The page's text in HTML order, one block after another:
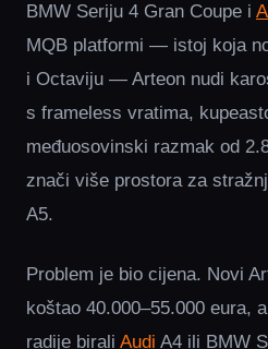
BMW Seriju 4 Gran Coupe i
MQB platformi — istoj koja
i Octaviju — Arteon nudi
s frameless vratima,
međuosovinski razmak od
znači više prostora za
A5.
Problem je bio cijena. Novi
koštao 40.000–55.000 eura,
radije birali Audi A4 ili BMW